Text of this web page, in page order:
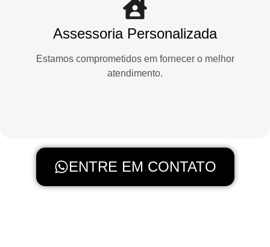
Assessoria Personalizada
Estamos comprometidos em fornecer o melhor
atendimento.
ENTRE EM CONTATO